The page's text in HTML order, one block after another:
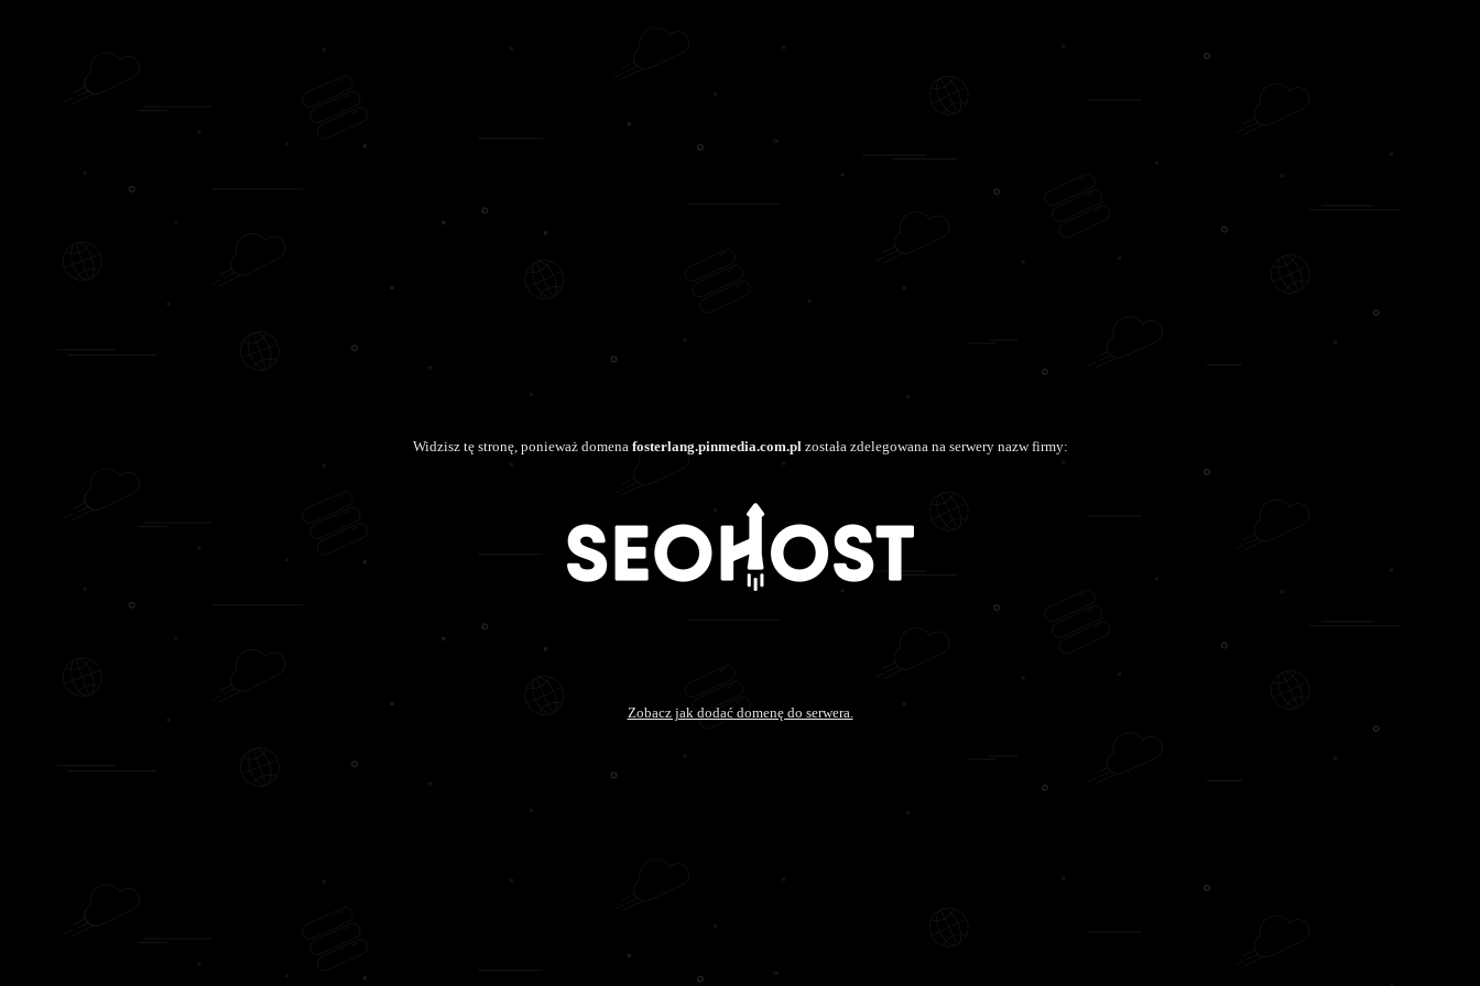
Widzisz tę stronę, ponieważ domena fosterlang.pinmedia.com.plzostała zdelegowana na serwery nazw firmy:
Zobacz jak dodać domenę do serwera.